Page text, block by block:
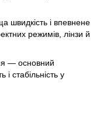
швидкість і впевнене
режимів, лінзи й
— основний
і стабільність у